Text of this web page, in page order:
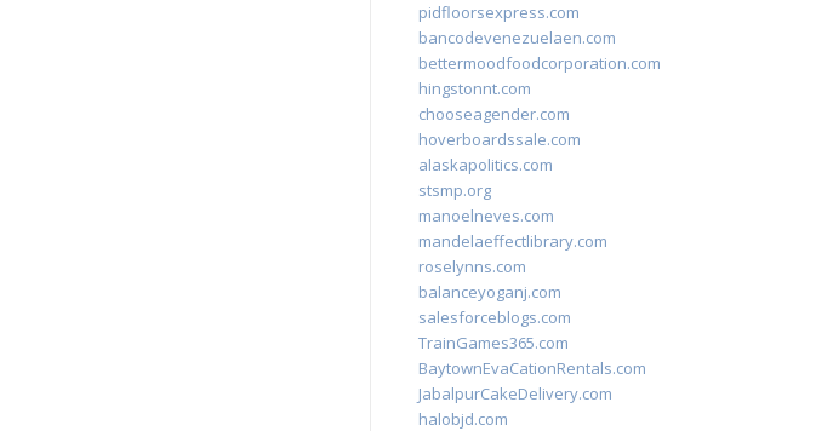
pidfloorsexpress.com
bancodevenezuelaen.com
bettermoodfoodcorporation.com
hingstonnt.com
chooseagender.com
hoverboardssale.com
alaskapolitics.com
stsmp.org
manoelneves.com
mandelaeffectlibrary.com
roselynns.com
balanceyoganj.com
salesforceblogs.com
TrainGames365.com
BaytownEvaCationRentals.com
JabalpurCakeDelivery.com
halobjd.com